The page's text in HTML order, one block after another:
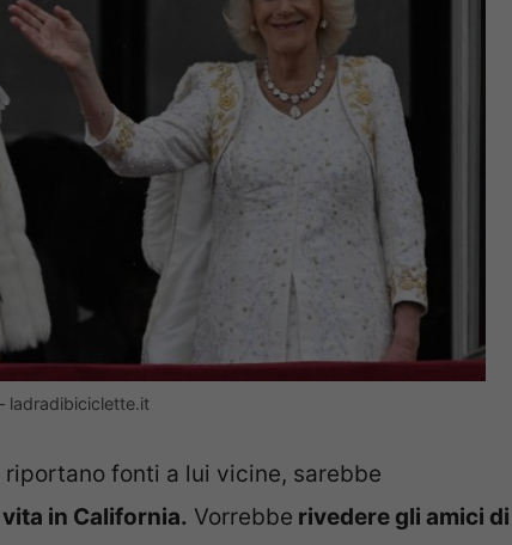
ladradibiciclette.it
fonti a lui vicine, sarebbe
in California. Vorrebbe rivedere gli amici di